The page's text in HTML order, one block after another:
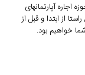
اجاره آپارتمانهای
از ابتدا و قبل از
شما خواهیم بود.